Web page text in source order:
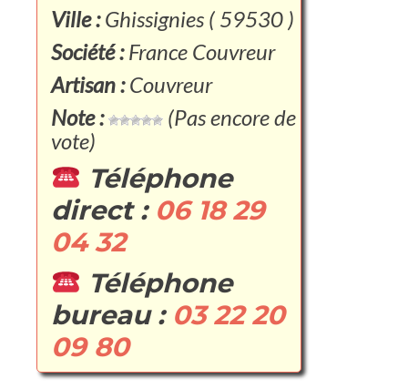
Ville :Ghissignies ( 59530 )
Société :France Couvreur
Artisan :Couvreur
Note :
(Pas encore de
vote)
Téléphone
direct : 06 18 29
04 32
Téléphone
bureau : 03 22 20
09 80